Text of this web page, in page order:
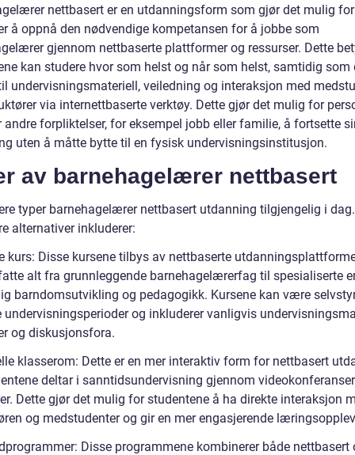
nettbasert er en utdanningsform som gjør det mulig for
å oppnå den nødvendige kompetansen for å jobbe som
gjennom nettbaserte plattformer og ressurser. Dette
kan studere hvor som helst og når som helst, samtidig som
undervisningsmateriell, veiledning og interaksjon med
via internettbaserte verktøy. Dette gjør det mulig for
andre forpliktelser, for eksempel jobb eller familie, å fortsette
uten å måtte bytte til en fysisk undervisningsinstitusjon.
av barnehagelærer nettbasert
typer barnehagelærer nettbasert utdanning tilgjengelig i
alternativer inkluderer:
kurs: Disse kursene tilbys av nettbaserte
alt fra grunnleggende barnehagelærerfag til spesialiserte
barndomsutvikling og pedagogikk. Kursene kan være
undervisningsperioder og inkluderer vanligvis
og diskusjonsfora.
klasserom: Dette er en mer interaktiv form for nettbasert
deltar i sanntidsundervisning gjennom
Dette gjør det mulig for studentene å ha direkte interaksjon
og medstudenter og gir en mer engasjerende
Disse programmene kombinerer både nettbasert